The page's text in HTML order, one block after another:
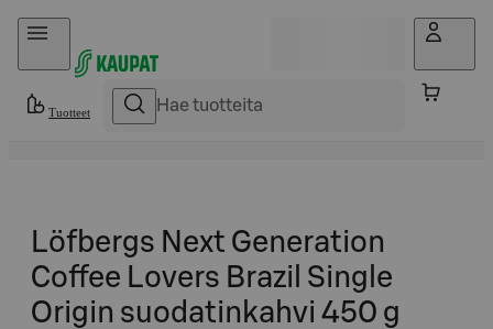
Hyppää sisältöön
Tuotteet
Löfbergs Next Generation
Coffee Lovers Brazil Single
Origin suodatinkahvi 450 g